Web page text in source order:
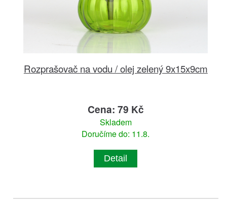
Rozprašovač na vodu / olej zelený 9x15x9cm
Cena: 79 Kč
Skladem
Doručíme do: 11.8.
Detail